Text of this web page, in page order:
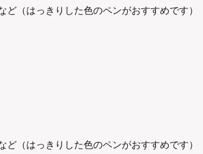
（はっきりした色のペンがおすすめです）
（はっきりした色のペンがおすすめです）